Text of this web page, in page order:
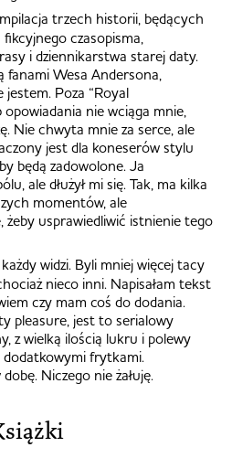
trzech historii, będących
czasopisma,
i dziennikarstwa starej daty.
fanami Wesa Andersona,
Poza “Royal
nie wciąga mnie,
Nie chwyta mnie za serce, ale
jest dla koneserów stylu
będą zadowolone. Ja
ale dłużył mi się. Tak, ma kilka
momentów, ale
żeby usprawiedliwić istnienie tego
widzi. Byli mniej więcej tacy
nieco inni. Napisałam tekst
czy mam coś do dodania.
pleasure, jest to serialowy
z wielką ilością lukru i polewy
dodatkowymi frytkami.
Niczego nie żałuję.